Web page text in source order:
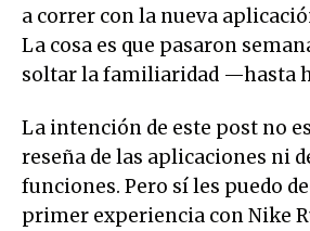
a correr con la nueva
La cosa es que pasaron
soltar la familiaridad —hasta
La intención de este post no
reseña de las aplicaciones ni
funciones. Pero sí les puedo
primer experiencia con Nike